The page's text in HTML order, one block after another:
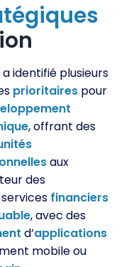
identifié plusieurs
prioritaires pour
, offrant des
aux
des
financiers
, avec des
d’applications
mobile ou